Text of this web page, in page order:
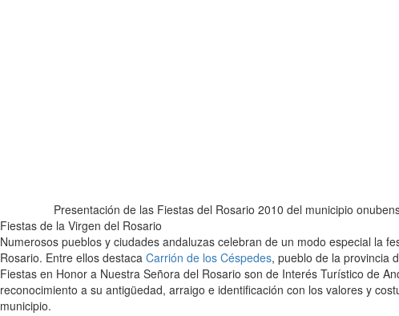
Presentación de las Fiestas del Rosario 2010 del municipio
Fiestas de la Virgen del Rosario
Numerosos pueblos y ciudades andaluzas celebran de un modo especial la
Rosario. Entre ellos destaca Carrión de los Céspedes, pueblo de la provincia
Fiestas en Honor a Nuestra Señora del Rosario son de Interés Turístico de
reconocimiento a su antigüedad, arraigo e identificación con los valores y
municipio.